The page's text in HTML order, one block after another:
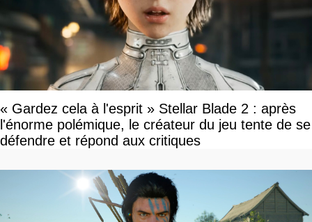
« Gardez cela à l'esprit » Stellar Blade 2 : après
l'énorme polémique, le créateur du jeu tente de se
défendre et répond aux critiques